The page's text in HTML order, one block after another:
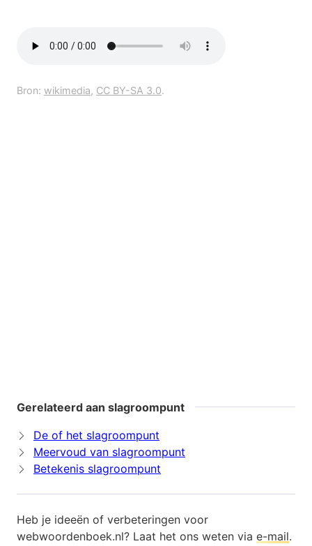
Bron: wikimedia, CC BY-SA 3.0.
Gerelateerd aan slagroompunt
De of het slagroompunt
Meervoud van slagroompunt
Betekenis slagroompunt
Heb je ideeën of verbeteringen voor
webwoordenboek.nl? Laat het ons weten via e-mail.